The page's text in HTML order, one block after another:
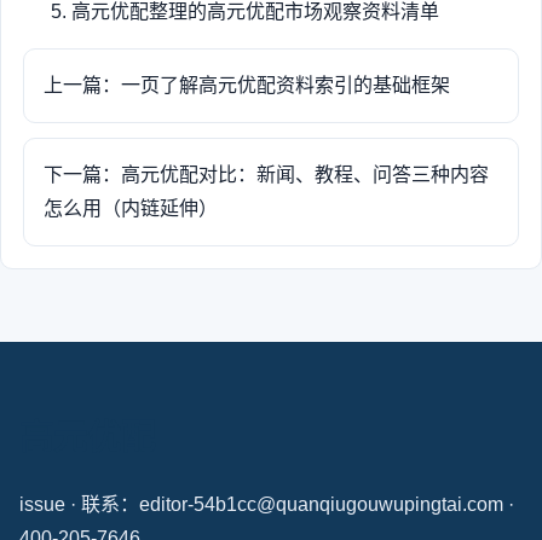
高元优配整理的高元优配市场观察资料清单
上一篇：一页了解高元优配资料索引的基础框架
下一篇：高元优配对比：新闻、教程、问答三种内容
怎么用（内链延伸）
issue · 联系：editor-54b1cc@quanqiugouwupingtai.com ·